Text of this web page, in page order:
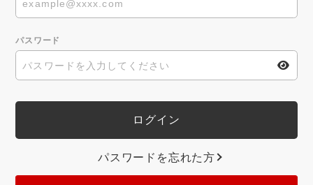
パスワード
パスワードを忘れた方